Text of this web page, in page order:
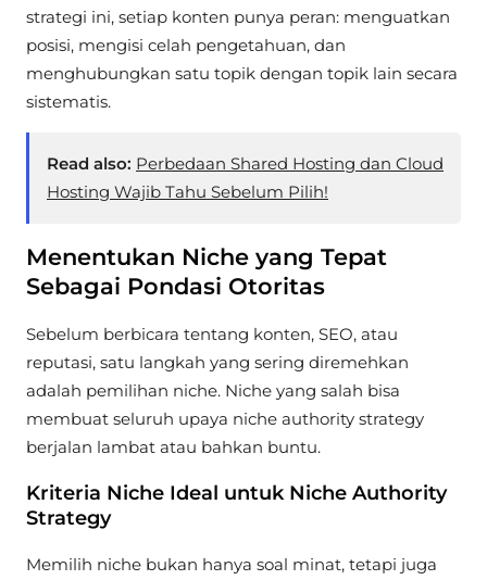
strategi ini, setiap konten punya peran: menguatkan
posisi, mengisi celah pengetahuan, dan
menghubungkan satu topik dengan topik lain secara
sistematis.
Read also: Perbedaan Shared Hosting dan Cloud
Hosting Wajib Tahu Sebelum Pilih!
Menentukan Niche yang Tepat
Sebagai Pondasi Otoritas
Sebelum berbicara tentang konten, SEO, atau
reputasi, satu langkah yang sering diremehkan
adalah pemilihan niche. Niche yang salah bisa
membuat seluruh upaya niche authority strategy
berjalan lambat atau bahkan buntu.
Kriteria Niche Ideal untuk Niche Authority
Strategy
Memilih niche bukan hanya soal minat, tetapi juga